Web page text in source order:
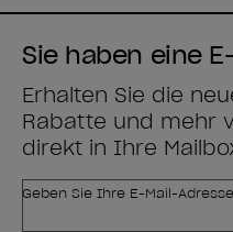
Sie haben eine
Erhalten Sie die
Rabatte und mehr
direkt in Ihre
Geben Sie Ihre E-Mail-